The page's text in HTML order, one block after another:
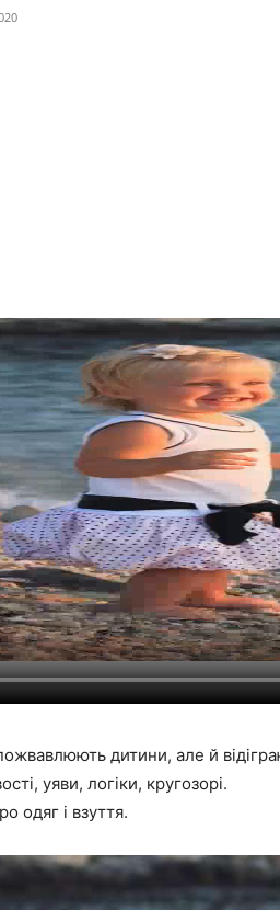
дитини, але й
уяви, логіки, кругозорі.
одяг і взуття.